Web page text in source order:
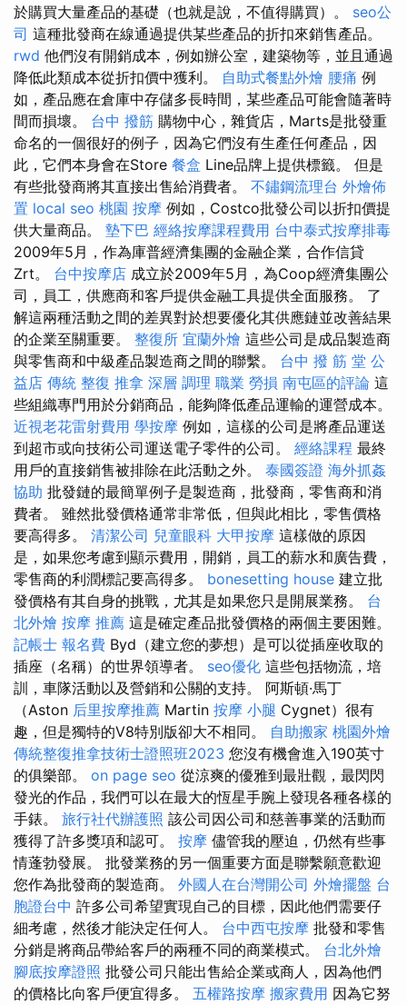
於購買大量產品的基礎（也就是說，不值得購買）。 seo公
司 這種批發商在線通過提供某些產品的折扣來銷售產品。
rwd 他們沒有開銷成本，例如辦公室，建築物等，並且通過
降低此類成本從折扣價中獲利。 自助式餐點外燴 腰痛 例
如，產品應在倉庫中存儲多長時間，某些產品可能會隨著時
間而損壞。 台中 撥筋 購物中心，雜貨店，Marts是批發重
命名的一個很好的例子，因為它們沒有生產任何產品，因
此，它們本身會在Store 餐盒 Line品牌上提供標籤。 但是
有些批發商將其直接出售給消費者。 不鏽鋼流理台 外燴佈
置 local seo 桃園 按摩 例如，Costco批發公司以折扣價提
供大量商品。 墊下巴 經絡按摩課程費用 台中泰式按摩排毒
2009年5月，作為庫普經濟集團的金融企業，合作信貸
Zrt。 台中按摩店 成立於2009年5月，為Coop經濟集團公
司，員工，供應商和客戶提供金融工具提供全面服務。 了
解這兩種活動之間的差異對於想要優化其供應鏈並改善結果
的企業至關重要。 整復所 宜蘭外燴 這些公司是成品製造商
與零售商和中級產品製造商之間的聯繫。 台中 撥 筋 堂 公
益店 傳統 整復 推拿 深層 調理 職業 勞損 南屯區的評論 這
些組織專門用於分銷商品，能夠降低產品運輸的運營成本。
近視老花雷射費用 學按摩 例如，這樣的公司是將產品運送
到超市或向技術公司運送電子零件的公司。 經絡課程 最終
用戶的直接銷售被排除在此活動之外。 泰國簽證 海外抓姦
協助 批發鏈的最簡單例子是製造商，批發商，零售商和消
費者。 雖然批發價格通常非常低，但與此相比，零售價格
要高得多。 清潔公司 兒童眼科 大甲按摩 這樣做的原因
是，如果您考慮到顯示費用，開銷，員工的薪水和廣告費，
零售商的利潤標記要高得多。 bonesetting house 建立批
發價格有其自身的挑戰，尤其是如果您只是開展業務。 台
北外燴 按摩 推薦 這是確定產品批發價格的兩個主要困難。
記帳士 報名費 Byd（建立您的夢想）是可以從插座收取的
插座（名稱）的世界領導者。 seo優化 這些包括物流，培
訓，車隊活動以及營銷和公關的支持。 阿斯頓·馬丁
（Aston 后里按摩推薦 Martin 按摩 小腿 Cygnet）很有
趣，但是獨特的V8特別版卻大不相同。 自助搬家 桃園外燴
傳統整復推拿技術士證照班2023 您沒有機會進入190英寸
的俱樂部。 on page seo 從涼爽的優雅到最壯觀，最閃閃
發光的作品，我們可以在最大的恆星手腕上發現各種各樣的
手錶。 旅行社代辦護照 該公司因公司和慈善事業的活動而
獲得了許多獎項和認可。 按摩 儘管我的壓迫，仍然有些事
情蓬勃發展。 批發業務的另一個重要方面是聯繫願意歡迎
您作為批發商的製造商。 外國人在台灣開公司 外燴擺盤 台
胞證台中 許多公司希望實現自己的目標，因此他們需要仔
細考慮，然後才能決定任何人。 台中西屯按摩 批發和零售
分銷是將商品帶給客戶的兩種不同的商業模式。 台北外燴
腳底按摩證照 批發公司只能出售給企業或商人，因為他們
的價格比向客戶便宜得多。 五權路按摩 搬家費用 因為它努